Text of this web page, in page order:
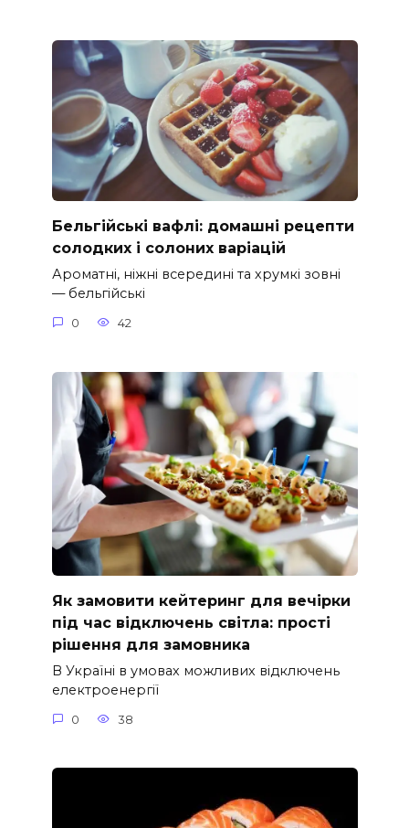
Бельгійські вафлі: домашні рецепти
солодких і солоних варіацій
Ароматні, ніжні всередині та хрумкі зовні
— бельгійські
0 42
Як замовити кейтеринг для вечірки
під час відключень світла: прості
рішення для замовника
В Україні в умовах можливих відключень
електроенергії
0 38